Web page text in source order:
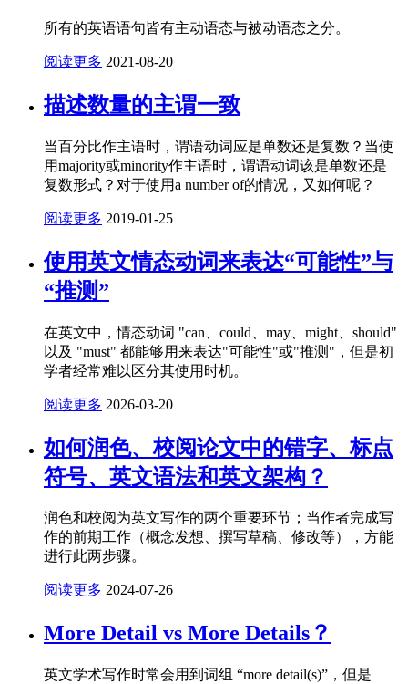
所有的英语语句皆有主动语态与被动语态之分。
阅读更多 2021-08-20
描述数量的主谓一致
当百分比作主语时，谓语动词应是单数还是复数？当使
用majority或minority作主语时，谓语动词该是单数还是
复数形式？对于使用a number of的情况，又如何呢？
阅读更多 2019-01-25
使用英文情态动词来表达“可能性”与
“推测”
在英文中，情态动词 "can、could、may、might、should"
以及 "must" 都能够用来表达"可能性"或"推测"，但是初
学者经常难以区分其使用时机。
阅读更多 2026-03-20
如何润色、校阅论文中的错字、标点
符号、英文语法和英文架构？
润色和校阅为英文写作的两个重要环节；当作者完成写
作的前期工作（概念发想、撰写草稿、修改等），方能
进行此两步骤。
阅读更多 2024-07-26
More Detail vs More Details？
英文学术写作时常会用到词组 “more detail(s)”，但是